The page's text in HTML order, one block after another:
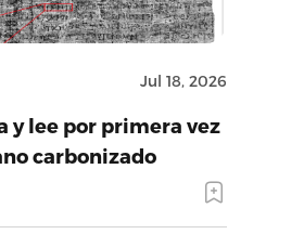
Jul 18, 2026
y lee por primera vez
carbonizado